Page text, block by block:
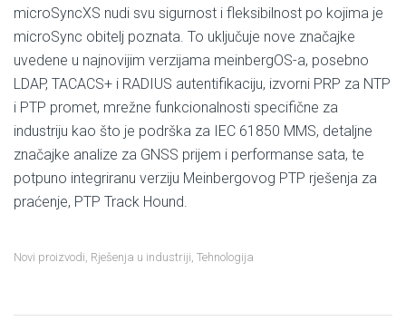
microSyncXS nudi svu sigurnost i fleksibilnost po kojima je
microSync obitelj poznata. To uključuje nove značajke
uvedene u najnovijim verzijama meinbergOS-a, posebno
LDAP, TACACS+ i RADIUS autentifikaciju, izvorni PRP za NTP
i PTP promet, mrežne funkcionalnosti specifične za
industriju kao što je podrška za IEC 61850 MMS, detaljne
značajke analize za GNSS prijem i performanse sata, te
potpuno integriranu verziju Meinbergovog PTP rješenja za
praćenje, PTP Track Hound.
Novi proizvodi Rješenja u industriji Tehnologija